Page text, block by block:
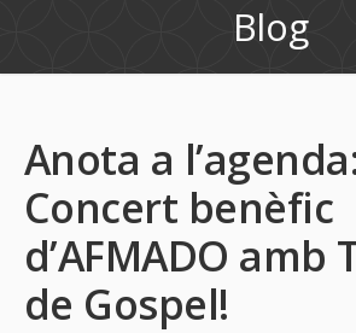
Blog
Anota a
Concert benèfic
d’AFMADO amb
de Gospel!